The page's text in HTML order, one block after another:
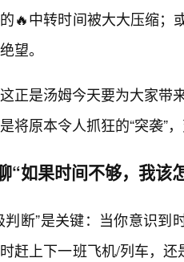
🔥中转时间被大大压缩；
望。
正是汤姆今天要为大家带
将原本令人抓狂的“突袭”
“如果时间不够，我该
判断”是关键：当你意识
赶上下一班飞机/列车，